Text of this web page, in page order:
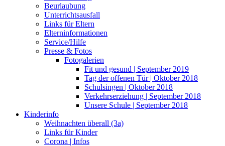
Beurlaubung
Unterrichtsausfall
Links für Eltern
Elterninformationen
Service/Hilfe
Presse & Fotos
Fotogalerien
Fit und gesund | September 2019
Tag der offenen Tür | Oktober 2018
Schulsingen | Oktober 2018
Verkehrserziehung | September 2018
Unsere Schule | September 2018
Kinderinfo
Weihnachten überall (3a)
Links für Kinder
Corona | Infos